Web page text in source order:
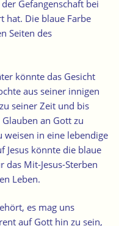
Gefangenschaft bei
hat. Die blaue Farbe
Seiten des
könnte das Gesicht
aus seiner innigen
seiner Zeit und bis
an Gott zu
weisen in eine lebendige
Jesus könnte die blaue
das Mit-Jesus-Sterben
Leben.
es mag uns
auf Gott hin zu sein,